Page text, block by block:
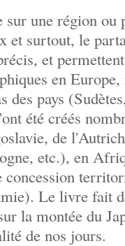
une région ou
et surtout, le
et
en
des pays
été créés
de
etc.), en
Le livre fait
la montée du
de nos jours.